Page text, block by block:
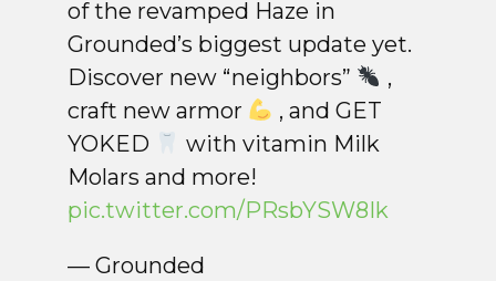
of the revamped Haze in
Grounded’s biggest update yet.
Discover new “neighbors”
,
craft new armor
, and GET
YOKED
with vitamin Milk
Molars and more!
pic.twitter.com/PRsbYSW8Ik
— Grounded